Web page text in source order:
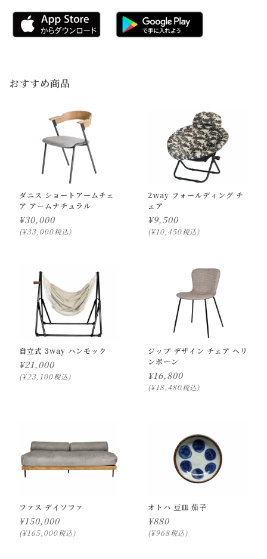
おすすめ商品
ダニス ショートアームチェ
ア アームナチュラル
¥30,000
¥33,000税込
2way フォールディング チ
ェア
¥9,500
¥10,450税込
自立式 3way ハンモック
¥21,000
¥23,100税込
ジップ デザイン チェア ヘリ
ンボーン
¥16,800
¥18,480税込
ファス デイソファ
¥150,000
¥165,000税込
オトハ 豆皿 茄子
¥880
¥968税込